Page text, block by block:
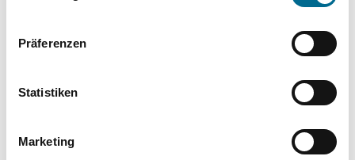
Präferenzen
Statistiken
Marketing